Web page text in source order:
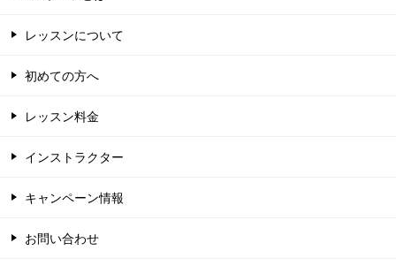
レッスンについて
初めての方へ
レッスン料金
インストラクター
キャンペーン情報
お問い合わせ